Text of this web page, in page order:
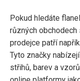
Pokud hledáte
různých
prodejce patří
Tyto značky
střihů, barev a